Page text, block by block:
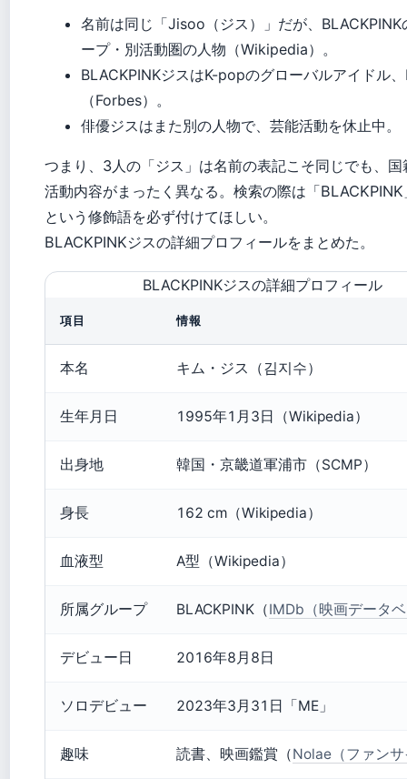
名前は同じ「Jisoo（ジス）」だが、
ープ・別活動圏の人物（Wikipedia）。
BLACKPINKジスはK-popのグローバルアイドル
（Forbes）。
俳優ジスはまた別の人物で、芸能活動を休止中。
つまり、3人の「ジス」は名前の表記こそ同じでも、
活動内容がまったく異なる。検索の際は「
という修飾語を必ず付けてほしい。
BLACKPINKジスの詳細プロフィールをまとめた。
BLACKPINKジスの詳細プロフィール
項目 情報
本名 キム・ジス（김지수）
生年月日 1995年1月3日（Wikipedia）
出身地 韓国・京畿道軍浦市（SCMP）
身長 162 cm（Wikipedia）
血液型 A型（Wikipedia）
所属グループ BLACKPINK（IMDb（映画データ
デビュー日 2016年8月8日
ソロデビュー 2023年3月31日「ME」
趣味 読書、映画鑑賞（Nolae（ファン